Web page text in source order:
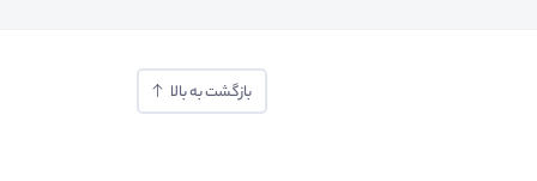
بازگشت به بالا